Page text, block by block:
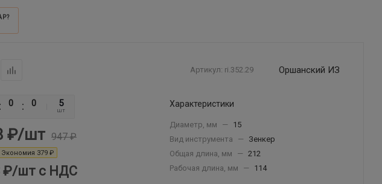
Артикул: ri.352.29 Оршанский ИЗ
0 0 5
шт
₽/шт 947₽
Экономия 379 ₽
₽/шт с НДС
Характеристики
Диаметр, мм —
15
Вид инструмента
—
Зенкер
Общая длина, мм
— 212
Рабочая длина, мм
— 114